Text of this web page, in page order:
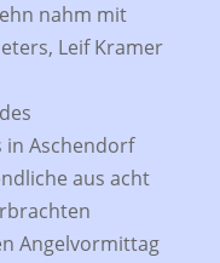
nahm mit
Leif Kramer
in Aschendorf
aus acht
Angelvormittag